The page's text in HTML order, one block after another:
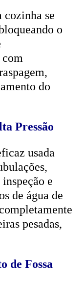
cozinha se
o
do
Pressão
usada
e
de água de
pesadas,
de Fossa